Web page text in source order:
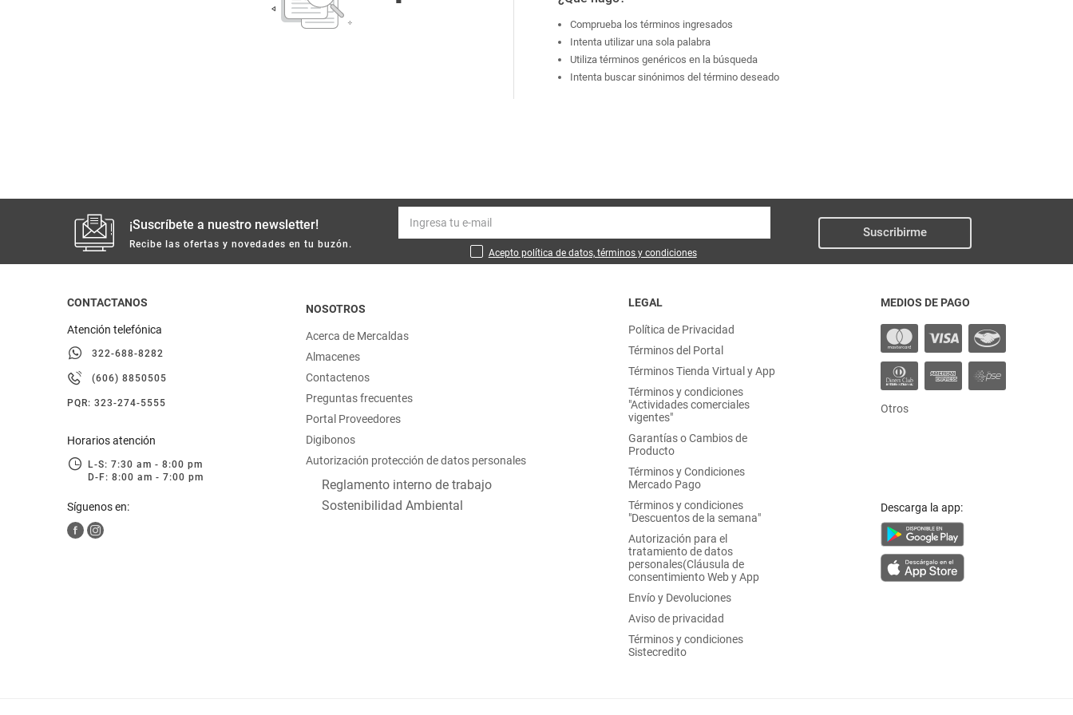
limpieza
otros
hogar
moda
deportes
Comprueba los términos ingresados
Intenta utilizar una sola palabra
Utiliza términos genéricos en la búsqueda
Intenta buscar sinónimos del término deseado
¡Suscríbete a nuestro newsletter!
Recibe las ofertas y novedades en tu buzón.
Acepto política de datos, términos y condiciones
Suscribirme
CONTACTANOS
Atención telefónica
322-688-8282
(606) 8850505
PQR: 323-274-5555
Horarios atención
L-S: 7:30 am - 8:00 pm
D-F: 8:00 am - 7:00 pm
Síguenos en:
NOSOTROS
Acerca de Mercaldas
Almacenes
Contactenos
Preguntas frecuentes
Portal Proveedores
Digibonos
Autorización protección de datos personales
Reglamento interno de trabajo
Sostenibilidad Ambiental
LEGAL
Política de Privacidad
Términos del Portal
Términos Tienda Virtual y App
Términos y condiciones
"Actividades comerciales
vigentes"
Garantías o Cambios de
Producto
Términos y Condiciones
Mercado Pago
Términos y condiciones
"Descuentos de la semana"
Autorización para el
tratamiento de datos
personales(Cláusula de
consentimiento Web y App
Envío y Devoluciones
Aviso de privacidad
Términos y condiciones
Sistecredito
MEDIOS DE PAGO
Otros
Descarga la app:
Mantequilla